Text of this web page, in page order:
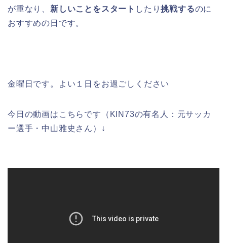
が重なり、 新しいことをスタート したり挑戦するのに
おすすめの日です。
金曜日です。よい１日をお過ごしください
今日の動画はこちらです（KIN73の有名人：元サッカ
ー選手・中山雅史さん）↓